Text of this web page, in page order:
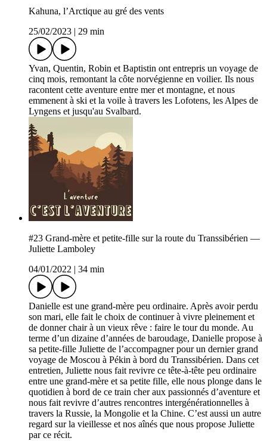
Kahuna, l’Arctique au gré des vents
25/02/2023
29 min
Yvan, Quentin, Robin et Baptistin ont entrepris un voyage de
cinq mois, remontant la côte norvégienne en voilier. Ils nous
racontent cette aventure entre mer et montagne, et nous
emmenent à ski et la voile à travers les Lofotens, les Alpes de
Lyngens et jusqu'au Svalbard.
#23 Grand-mère et petite-fille sur la route du Transsibérien —
Juliette Lamboley
04/01/2022
34 min
Danielle est une grand-mère peu ordinaire. Après avoir perdu
son mari, elle fait le choix de continuer à vivre pleinement et
de donner chair à un vieux rêve : faire le tour du monde. Au
terme d’un dizaine d’années de baroudage, Danielle propose à
sa petite-fille Juliette de l’accompagner pour un dernier grand
voyage de Moscou à Pékin à bord du Transsibérien. Dans cet
entretien, Juliette nous fait revivre ce tête-à-tête peu ordinaire
entre une grand-mère et sa petite fille, elle nous plonge dans le
quotidien à bord de ce train cher aux passionnés d’aventure et
nous fait revivre d’autres rencontres intergénérationnelles à
travers la Russie, la Mongolie et la Chine. C’est aussi un autre
regard sur la vieillesse et nos aînés que nous propose Juliette
par ce récit.